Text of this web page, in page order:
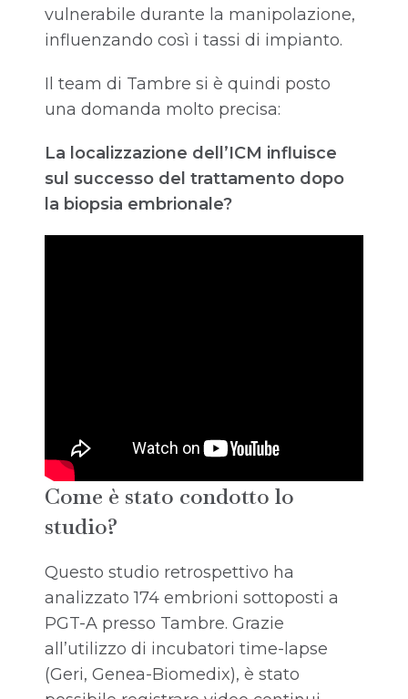
vulnerabile durante la manipolazione,
influenzando così i tassi di impianto.
Il team di Tambre si è quindi posto
una domanda molto precisa:
La localizzazione dell’ICM influisce
sul successo del trattamento dopo
la biopsia embrionale?
Come è stato condotto lo
studio?
Questo studio retrospettivo ha
analizzato 174 embrioni sottoposti a
PGT-A presso Tambre. Grazie
all’utilizzo di incubatori time-lapse
(Geri, Genea-Biomedix), è stato